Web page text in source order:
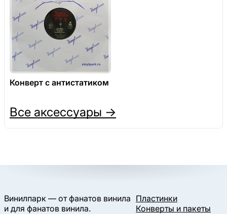
Конверт с антистатиком
Все аксессуары →
Винилпарк — от фанатов винила
и для фанатов винила.
Пластинки
Конверты и пакеты